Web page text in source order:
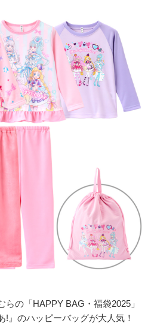
らの「 HAPPY BAG・福袋2025」
!』のハッピーバッグが大人気！